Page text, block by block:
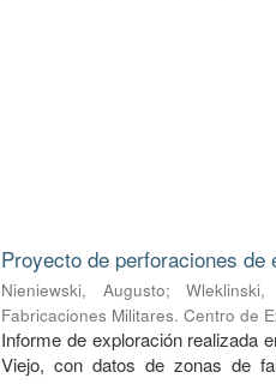
Proyecto de perforaciones
Nieniewski, Augusto;
Fabricaciones Militares. Centro de
Informe de exploración realizada
Viejo, con datos de zonas de